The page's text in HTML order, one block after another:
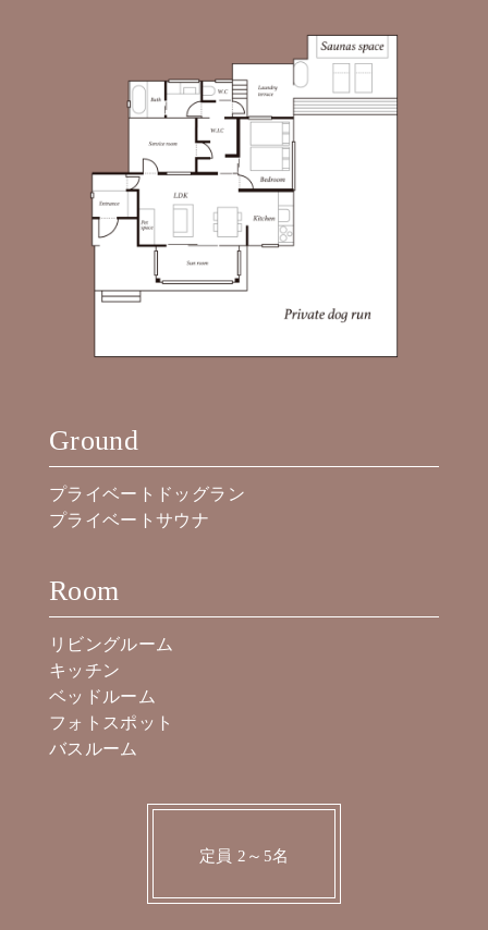
Ground
プライベートドッグラン
プライベートサウナ
Room
リビングルーム
キッチン
ベッドルーム
フォトスポット
バスルーム
定員 2～5名